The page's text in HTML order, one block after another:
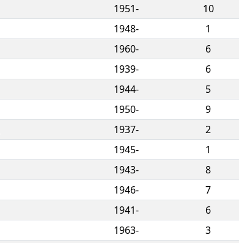
1951-
10
1948-
1
1960-
6
1939-
6
1944-
5
1950-
9
1937-
2
1945-
1
1943-
8
1946-
7
1941-
6
1963-
3